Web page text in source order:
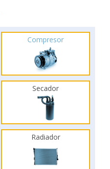
Compresor
Secador
Radiador